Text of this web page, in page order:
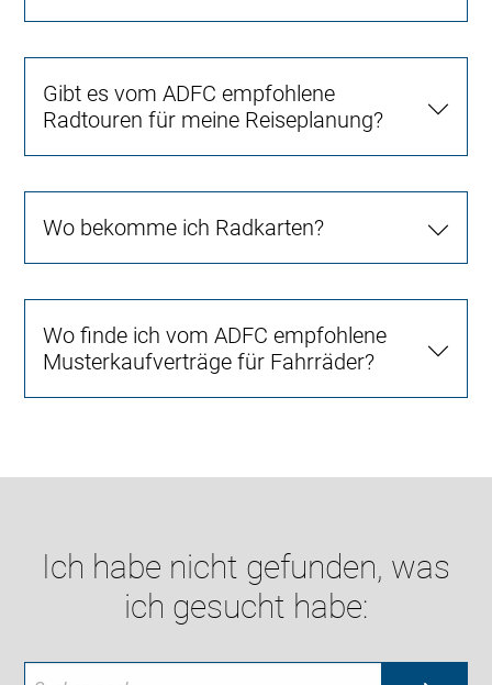
Gibt es vom ADFC empfohlene
Radtouren für meine Reiseplanung?
Wo bekomme ich Radkarten?
Wo finde ich vom ADFC empfohlene
Musterkaufverträge für Fahrräder?
Ich habe nicht gefunden, was
ich gesucht habe: